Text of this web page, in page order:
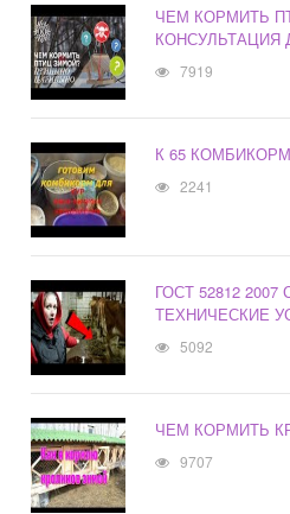
ЧЕМ КОРМИТЬ
КОНСУЛЬТАЦИЯ
7919
К 65 КОМБИКОРМ
2241
ГОСТ 52812
ТЕХНИЧЕСКИЕ
5092
ЧЕМ КОРМИТЬ
9707